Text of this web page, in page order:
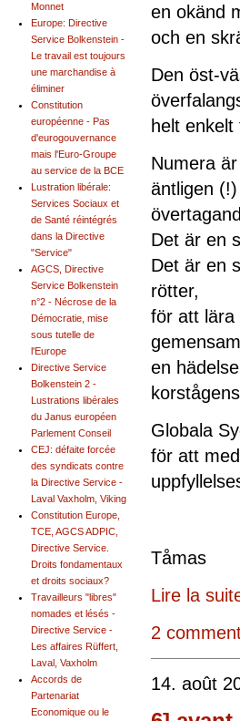
en okänd
och en
Den öst-
helt
Numera
äntligen
Det är en
Det är en
rötter,
för att lära
en
Globala
för att
Lire la
2
14. août
Monnet
Europe: Directive
Service Bolkenstein -
Le travail est toujours
une marchandise à
éliminer
Constitution
européenne - Pas
d'eurogouvernance
mais l'Euro-Groupe
au service de la BCE
Lustration libérale:
Services Sociaux et
de Santé réintégrés
dans la Directive
"Service"
AGCS, Directive
Service Bolkenstein
n°2 - Nécrose de la
Démocratie, mise
sous tutelle de
l'Europe
Directive Service
Bolkenstein 2 -
Lustrations libérales
du Janus européen
Parlement Conseil
CEJ: défaite forcée
des syndicats contre
la Directive Service -
Laval Vaxholm, Viking
Constitution Europe,
TCE, AGCS ADPIC,
Directive Service.
Droits fondamentaux
et droits sociaux?
Travailleurs "libres"
nomades et lésés -
Directive Service -
Les affaires Rüffert,
Laval, Vaxholm
Accords de
Partenariat
Economique ou le